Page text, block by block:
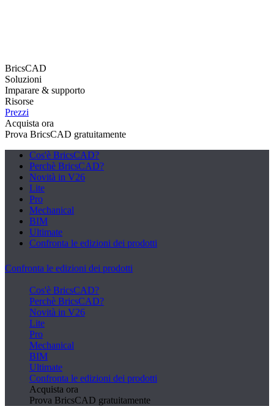
BricsCAD
Soluzioni
Imparare & supporto
Risorse
Prezzi
Acquista ora
Prova BricsCAD gratuitamente
Cos'è BricsCAD?
Perchè BricsCAD?
Novità in V26
Lite
Pro
Mechanical
BIM
Ultimate
Confronta le edizioni dei prodotti
Confronta le edizioni dei prodotti
Cos'è BricsCAD?
Perchè BricsCAD?
Novità in V26
Lite
Pro
Mechanical
BIM
Ultimate
Confronta le edizioni dei prodotti
Acquista ora
Prova BricsCAD gratuitamente